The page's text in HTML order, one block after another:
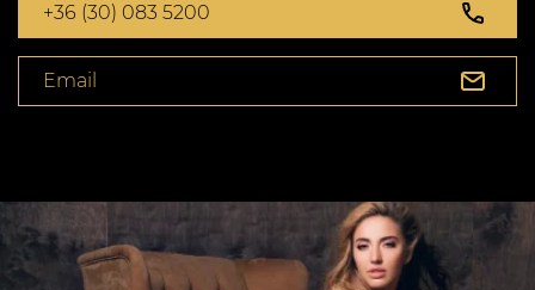
+36 (30) 083 5200
Email